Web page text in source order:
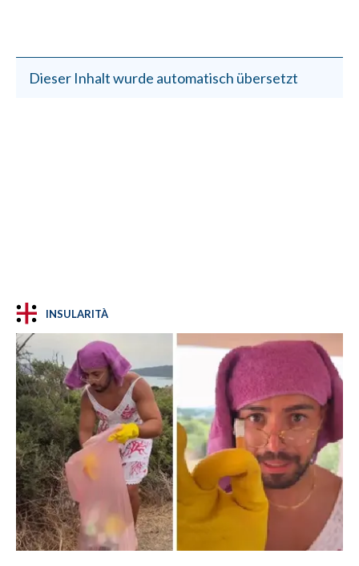
Dieser Inhalt wurde automatisch übersetzt
INSULARITÀ